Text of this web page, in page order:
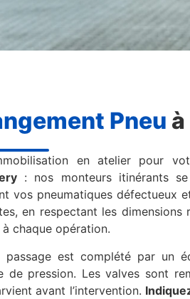
Pneu
en atelier pour
: nos monteurs itinérants
vos pneumatiques défectueux
en respectant les dimensions
chaque opération.
passage est complété par un
de pression. Les valves sont
avant l’intervention.